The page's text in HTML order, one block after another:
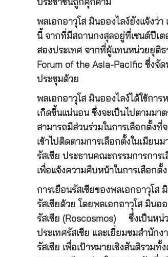
ประชาชนถูกคุกคาม
พลเอกอาวุโส มินอองไลง์ยังแจ้งว่า
นี้ จากที่มีสถานกงสุลอยู่ที่เซนต์ปีเ
สองประเทศ จากที่ผู้แทนหน่วยยุติธ
Forum of the Asia-Pacific ซึ่งจั
ประชุมด้วย
พลเอกอาวุโส มินอองไลง์ได้ใช้กา
เกิดขึ้นแน่นอน ซึ่งจะเป็นไปตามมา
สามารถมีส่วนร่วมในการเลือกตั้ง
เข้าไปติดตามการเลือกตั้งในเมีย
รัสเซีย ประธานคณะกรรมการการ
เพื่อแจ้งความคืบหน้าในการเลือก
การเยือนรัสเซียของพลเอกอาวุโ
รัสเซียด้วย โดยพลเอกอาวุโส มิน
รัสเซีย (Roscosmos) ซึ่งเป็นหน่
ประเทศรัสเซีย และเยี่ยมชมสำนัก
รัสเซีย เพื่อเป้าหมายเชิงสันติรวมทั้